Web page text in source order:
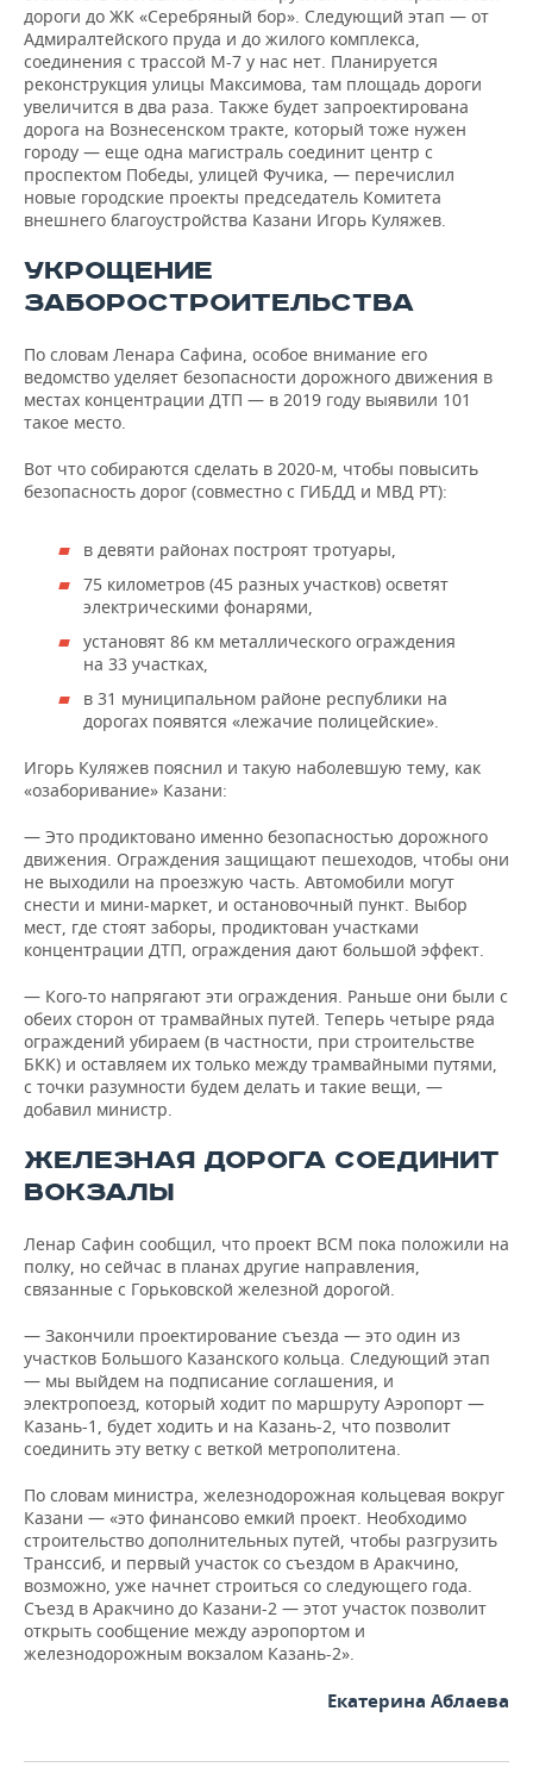
дороги до ЖК «Серебряный бор». Следующий этап — от
Адмиралтейского пруда и до жилого комплекса,
соединения с трассой М-7 у нас нет. Планируется
реконструкция улицы Максимова, там площадь дороги
увеличится в два раза. Также будет запроектирована
дорога на Вознесенском тракте, который тоже нужен
городу — еще одна магистраль соединит центр с
проспектом Победы, улицей Фучика, — перечислил
новые городские проекты председатель Комитета
внешнего благоустройства Казани Игорь Куляжев.
УКРОЩЕНИЕ
ЗАБОРОСТРОИТЕЛЬСТВА
По словам Ленара Сафина, особое внимание его
ведомство уделяет безопасности дорожного движения в
местах концентрации ДТП — в 2019 году выявили 101
такое место.
Вот что собираются сделать в 2020-м, чтобы повысить
безопасность дорог (совместно с ГИБДД и МВД РТ):
в девяти районах построят тротуары,
75 километров (45 разных участков) осветят
электрическими фонарями,
установят 86 км металлического ограждения
на 33 участках,
в 31 муниципальном районе республики на
дорогах появятся «лежачие полицейские».
Игорь Куляжев пояснил и такую наболевшую тему, как
«озаборивание» Казани:
— Это продиктовано именно безопасностью дорожного
движения. Ограждения защищают пешеходов, чтобы они
не выходили на проезжую часть. Автомобили могут
снести и мини-маркет, и остановочный пункт. Выбор
мест, где стоят заборы, продиктован участками
концентрации ДТП, ограждения дают большой эффект.
— Кого-то напрягают эти ограждения. Раньше они были с
обеих сторон от трамвайных путей. Теперь четыре ряда
ограждений убираем (в частности, при строительстве
БКК) и оставляем их только между трамвайными путями,
с точки разумности будем делать и такие вещи, —
добавил министр.
ЖЕЛЕЗНАЯ ДОРОГА СОЕДИНИТ
ВОКЗАЛЫ
Ленар Сафин сообщил, что проект ВСМ пока положили на
полку, но сейчас в планах другие направления,
связанные с Горьковской железной дорогой.
— Закончили проектирование съезда — это один из
участков Большого Казанского кольца. Следующий этап
— мы выйдем на подписание соглашения, и
электропоезд, который ходит по маршруту Аэропорт —
Казань-1, будет ходить и на Казань-2, что позволит
соединить эту ветку с веткой метрополитена.
По словам министра, железнодорожная кольцевая вокруг
Казани — «это финансово емкий проект. Необходимо
строительство дополнительных путей, чтобы разгрузить
Транссиб, и первый участок со съездом в Аракчино,
возможно, уже начнет строиться со следующего года.
Съезд в Аракчино до Казани-2 — этот участок позволит
открыть сообщение между аэропортом и
железнодорожным вокзалом Казань-2».
Екатерина Аблаева